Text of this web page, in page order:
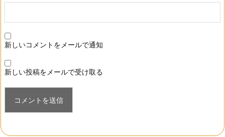
新しいコメントをメールで通知
新しい投稿をメールで受け取る